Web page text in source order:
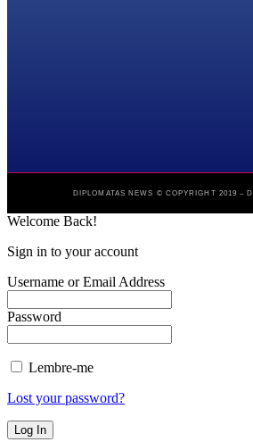
DIPLOMATAS NEWS © COPYRIGHT 2019 –
Welcome Back!
Sign in to your account
Username or Email Address
Password
Lembre-me
Lost your password?